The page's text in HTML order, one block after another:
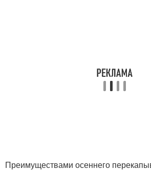
Преимуществами осеннего